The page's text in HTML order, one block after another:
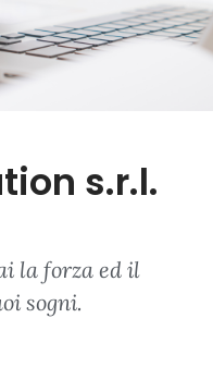
s.r.l.
la forza ed il
sogni.